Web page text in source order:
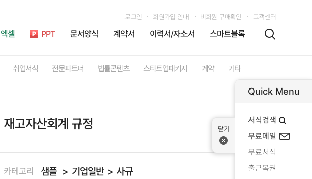
엑셀 PPT 문서양식 계약서 이력서/자소서 스마트블록
로그인 회원가입 안내 비회원 구매확인 고객센터
취업서식 전문파트너 법률콘텐츠 스타트업패키지 계약 기타
재고자산회계 규정
카테고리 샘플 기업일반 사규
Quick Menu
서식검색
무료메일
무료서식
출근복권